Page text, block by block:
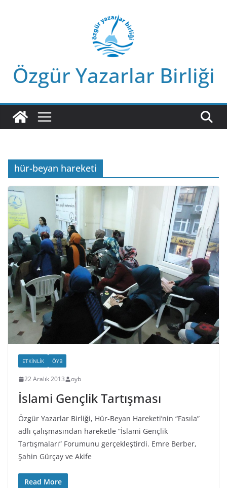
Özgür Yazarlar Birliği
hür-beyan hareketi
ETKINLIK ÖYB
22 Aralık 2013 oyb
İslami Gençlik Tartışması
Özgür Yazarlar Birliği, Hür-Beyan Hareketi’nin “Fasıla”
adlı çalışmasından hareketle “İslami Gençlik
Tartışmaları” Forumunu gerçekleştirdi. Emre Berber,
Şahin Gürçay ve Akife
Read More